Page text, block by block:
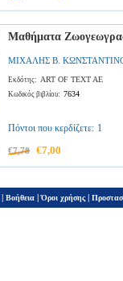
Μαθήματα
ΜΙΧΑΛΗΣ Β.
Εκδότης: ART OF TEXT AE
Κωδικός βιβλίου: 7634
Πόντοι που κερδίζετε: 1
€7,78 €7,00
| Βοήθεια |Όροι χρήσης |